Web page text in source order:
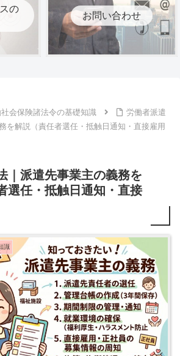
の
お問い合わせ
会保険諸法令の基礎知識
労働者派遣
を解説（責任者選任・抵触日通知・直接雇用
｜派遣先事業主の義務を
選任・抵触日通知・直接
識